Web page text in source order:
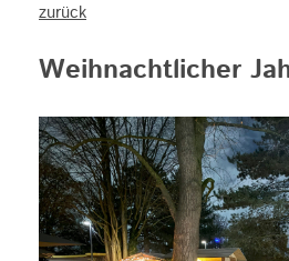
zurück
Weihnachtlicher